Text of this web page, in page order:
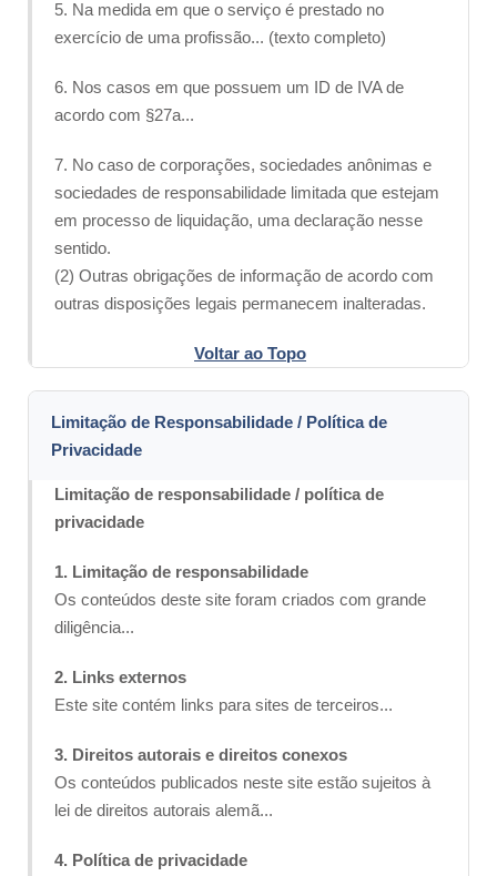
5. Na medida em que o serviço é prestado no
exercício de uma profissão... (texto completo)
6. Nos casos em que possuem um ID de IVA de
acordo com §27a...
7. No caso de corporações, sociedades anônimas e
sociedades de responsabilidade limitada que estejam
em processo de liquidação, uma declaração nesse
sentido.
(2) Outras obrigações de informação de acordo com
outras disposições legais permanecem inalteradas.
Voltar ao Topo
Limitação de Responsabilidade / Política de
Privacidade
Limitação de responsabilidade / política de
privacidade
1. Limitação de responsabilidade
Os conteúdos deste site foram criados com grande
diligência...
2. Links externos
Este site contém links para sites de terceiros...
3. Direitos autorais e direitos conexos
Os conteúdos publicados neste site estão sujeitos à
lei de direitos autorais alemã...
4. Política de privacidade